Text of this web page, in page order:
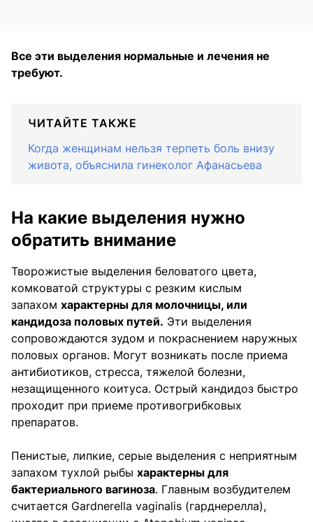
Все эти выделения нормальные и лечения не
требуют.
ЧИТАЙТЕ ТАКЖЕ
Когда женщинам нельзя терпеть боль внизу
живота, объяснила гинеколог Афанасьева
На какие выделения нужно
обратить внимание
Творожистые выделения беловатого цвета,
комковатой структуры с резким кислым
запахом характерны для молочницы, или
кандидоза половых путей. Эти выделения
сопровождаются зудом и покраснением наружных
половых органов. Могут возникать после приема
антибиотиков, стресса, тяжелой болезни,
незащищенного коитуса. Острый кандидоз быстро
проходит при приеме противогрибковых
препаратов.
Пенистые, липкие, серые выделения с неприятным
запахом тухлой рыбы характерны для
бактериального вагиноза. Главным возбудителем
считается Gardnerella vaginalis (гарднерелла),